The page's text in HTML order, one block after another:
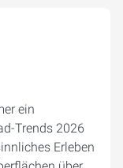
ein
Trends 2026
Erleben